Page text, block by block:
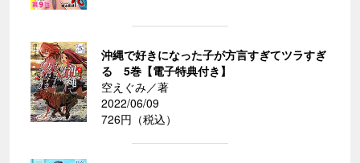
沖縄で好きになった子が方言すぎてツラすぎ
る 5巻【電子特典付き】
空えぐみ／著
2022/06/09
726円（税込）